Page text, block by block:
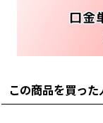
この商品を買っ